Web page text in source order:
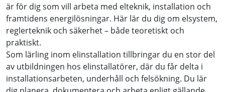
är för dig som vill arbeta med elteknik, installation och
framtidens energilösningar. Här lär du dig om elsystem,
reglerteknik och säkerhet – både teoretiskt och
praktiskt.
Som lärling inom elinstallation tillbringar du en stor del
av utbildningen hos elinstallatörer, där du får delta i
installationsarbeten, underhåll och felsökning. Du lär